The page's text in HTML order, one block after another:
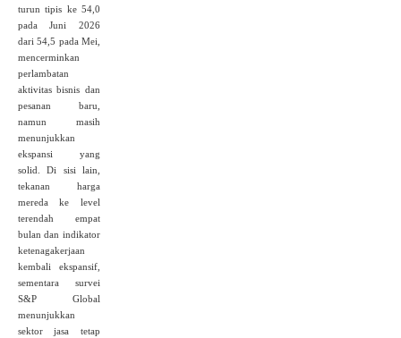
turun tipis ke 54,0
pada Juni 2026
dari 54,5 pada Mei,
mencerminkan
perlambatan
aktivitas bisnis dan
pesanan baru,
namun masih
menunjukkan
ekspansi yang
solid. Di sisi lain,
tekanan harga
mereda ke level
terendah empat
bulan dan indikator
ketenagakerjaan
kembali ekspansif,
sementara survei
S&P Global
menunjukkan
sektor jasa tetap